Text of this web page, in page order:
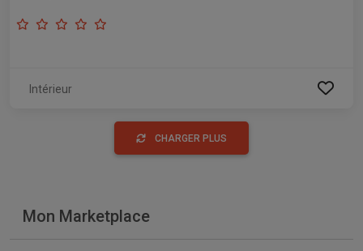
Intérieur
CHARGER PLUS
Mon Marketplace